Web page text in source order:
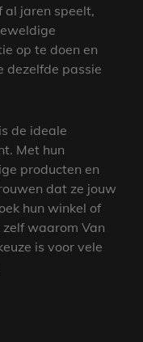
al jaren speelt,
op te doen en
dezelfde passie
de ideale
Met hun
producten en
dat ze jouw
hun winkel of
waarom Van
is voor vele